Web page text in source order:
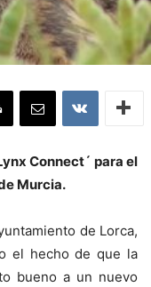
Connect´ para el
Murcia.
de Lorca,
el hecho de que la
bueno a un nuevo